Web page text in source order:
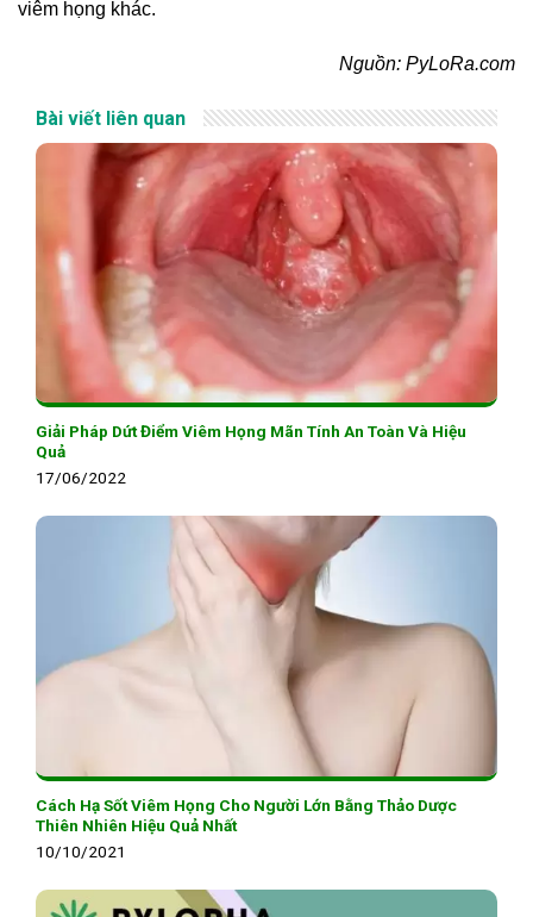
viêm họng khác.
Nguồn: PyLoRa.com
Bài viết liên quan
Giải Pháp Dứt Điểm Viêm Họng Mãn Tính An Toàn Và Hiệu
Quả
17/06/2022
Cách Hạ Sốt Viêm Họng Cho Người Lớn Bằng Thảo Dược
Thiên Nhiên Hiệu Quả Nhất
10/10/2021